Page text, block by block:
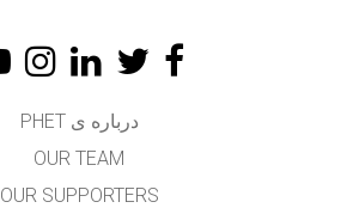
درباره ی PHET
OUR TEAM
OUR SUPPORTERS